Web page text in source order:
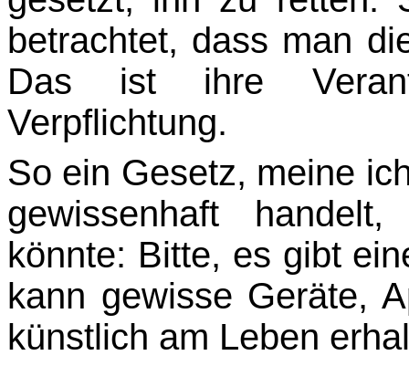
betrachtet, dass man
Das ist ihre
Verpflichtung.
So ein Gesetz, meine
gewissenhaft
könnte: Bitte, es gibt
kann ge­wisse Geräte,
künstlich am Leben